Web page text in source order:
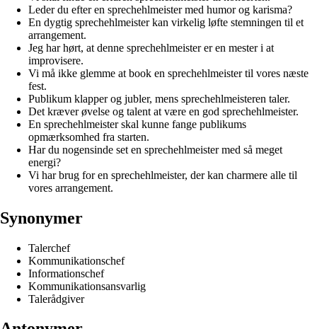
Leder du efter en sprechehlmeister med humor og karisma?
En dygtig sprechehlmeister kan virkelig løfte stemningen til et
arrangement.
Jeg har hørt, at denne sprechehlmeister er en mester i at
improvisere.
Vi må ikke glemme at book en sprechehlmeister til vores næste
fest.
Publikum klapper og jubler, mens sprechehlmeisteren taler.
Det kræver øvelse og talent at være en god sprechehlmeister.
En sprechehlmeister skal kunne fange publikums
opmærksomhed fra starten.
Har du nogensinde set en sprechehlmeister med så meget
energi?
Vi har brug for en sprechehlmeister, der kan charmere alle til
vores arrangement.
Synonymer
Talerchef
Kommunikationschef
Informationschef
Kommunikationsansvarlig
Talerådgiver